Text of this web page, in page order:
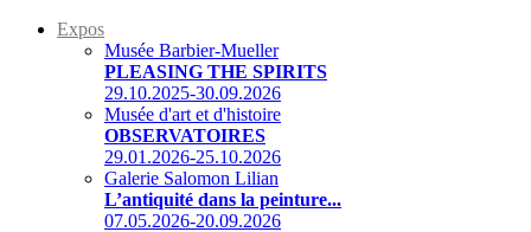
Expos
Musée Barbier-Mueller
PLEASING THE SPIRITS
29.10.2025-30.09.2026
Musée d'art et d'histoire
OBSERVATOIRES
29.01.2026-25.10.2026
Galerie Salomon Lilian
L’antiquité dans la peinture...
07.05.2026-20.09.2026